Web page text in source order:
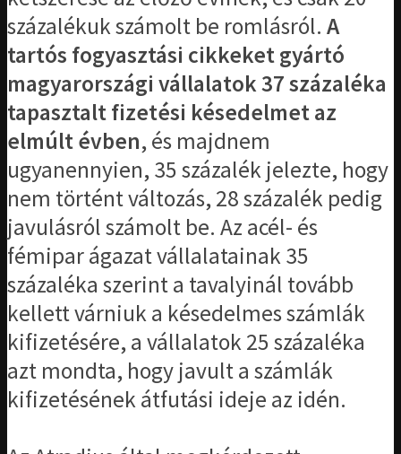
százalékuk számolt be romlásról. A
tartós fogyasztási cikkeket gyártó
magyarországi vállalatok 37 százaléka
tapasztalt fizetési késedelmet az
elmúlt évben, és majdnem
ugyanennyien, 35 százalék jelezte, hogy
nem történt változás, 28 százalék pedig
javulásról számolt be. Az acél- és
fémipar ágazat vállalatainak 35
százaléka szerint a tavalyinál tovább
kellett várniuk a késedelmes számlák
kifizetésére, a vállalatok 25 százaléka
azt mondta, hogy javult a számlák
kifizetésének átfutási ideje az idén.